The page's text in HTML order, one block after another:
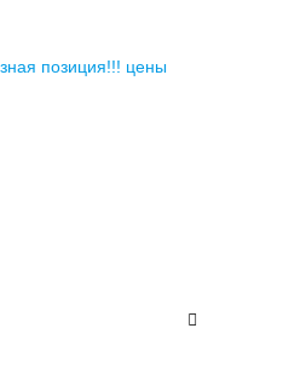
позиция!!! цены